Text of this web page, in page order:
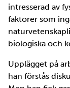
intresserad av
faktorer som
biologiska och
Upplägget på
han förstås